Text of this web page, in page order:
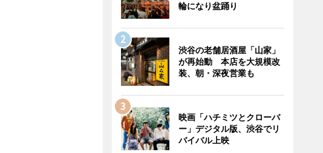
輪になり盆踊り
渋谷の老舗居酒屋「山家」
が再始動 本店を大規模改
装、朝・深夜営業も
映画「ハチミツとクローバ
ー」デジタル版、渋谷でリ
バイバル上映